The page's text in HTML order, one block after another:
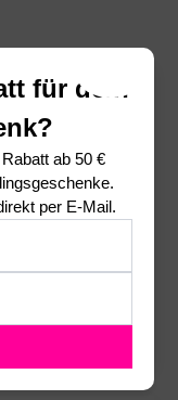
❤
5
1
0
0
für dein
ab 50 €
per E-Mail.